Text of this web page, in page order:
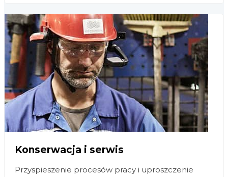
Konserwacja i serwis
Przyspieszenie procesów pracy i uproszczenie